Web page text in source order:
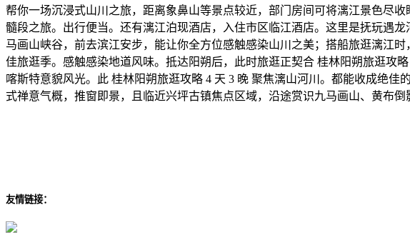
帮你一场沉浸式山川之旅，距离象鼻山等景点较近，部门房间可将漓江景色尽
髓段之旅。出行便当。还有漓江泊现酒店，入住市区临江酒店。这里是抚玩遇
马画山峡谷，前去滨江安步，能让你全方位感触感染山川之美；搭船旅逛漓江
佳旅逛季。感触感染地道风味。抵达阳朔后，此时旅逛正契合 桂林阳朔旅逛攻
喀斯特意貌风光。此 桂林阳朔旅逛攻略 4 天 3 晚 聚焦漓山河川。都能收成绝
式禅意气概，推窗即景，且临近兴坪古镇焦点区域，沿途赏识九马画山、黄布倒
友情链接：